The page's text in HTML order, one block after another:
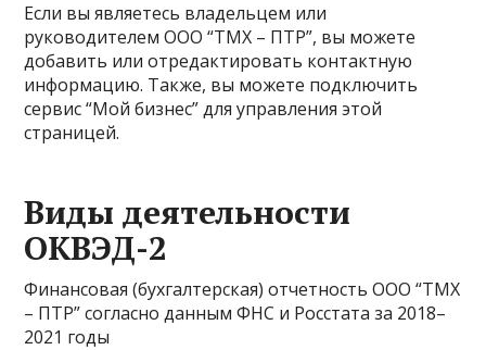
Если вы являетесь владельцем или
руководителем ООО “ТМХ – ПТР”, вы можете
добавить или отредактировать контактную
информацию. Также, вы можете подключить
сервис “Мой бизнес” для управления этой
страницей.
Виды деятельности
ОКВЭД-2
Финансовая (бухгалтерская) отчетность ООО “ТМХ
– ПТР” согласно данным ФНС и Росстата за 2018–
2021 годы